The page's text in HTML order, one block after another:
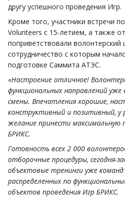
другу успешного проведения Игр.
Кроме того, участники встречи
Volunteers с 15-летием, а также
поприветствовали волонтерский
сотрудничество с которым
подготовке Саммита АТЭС.
«Настроение отличное!
функциональных направлений
смены. Впечатления хорошие,
конструктивный и позитивный, у
желание принести максимальную
БРИКС.
Готовность всех 2 000
отборочные процедуры, сегодня-
объектовые тренинги уже
распределенных по
объектов проведения Игр БРИКС.